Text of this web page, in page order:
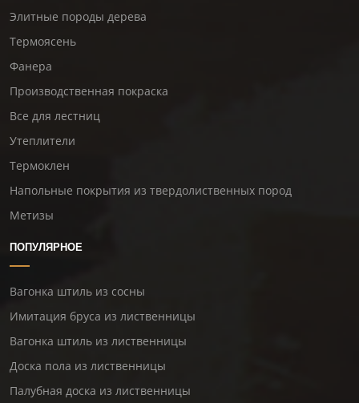
Элитные породы дерева
Термоясень
Фанера
Производственная покраска
Все для лестниц
Утеплители
Термоклен
Напольные покрытия из твердолиственных пород
Метизы
ПОПУЛЯРНОЕ
Вагонка штиль из сосны
Имитация бруса из лиственницы
Вагонка штиль из лиственницы
Доска пола из лиственницы
Палубная доска из лиственницы